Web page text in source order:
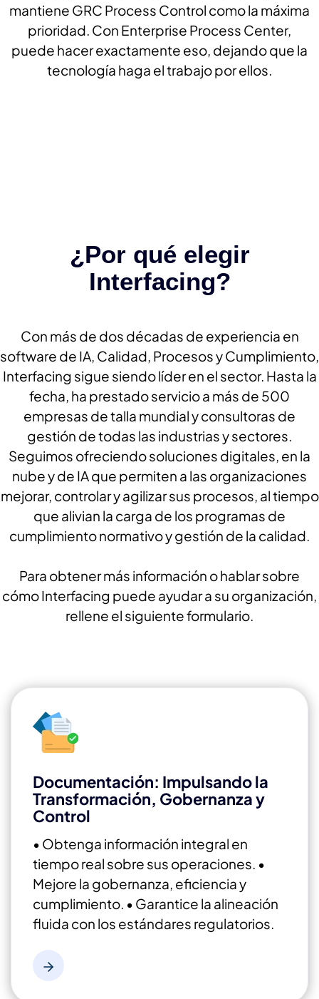
mantiene GRC Process Control como la máxima
prioridad. Con Enterprise Process Center,
puede hacer exactamente eso, dejando que la
tecnología haga el trabajo por ellos.
¿Por qué elegir
Interfacing?
Con más de dos décadas de experiencia en
software de IA, Calidad, Procesos y Cumplimiento,
Interfacing sigue siendo líder en el sector. Hasta la
fecha, ha prestado servicio a más de 500
empresas de talla mundial y consultoras de
gestión de todas las industrias y sectores.
Seguimos ofreciendo soluciones digitales, en la
nube y de IA que permiten a las organizaciones
mejorar, controlar y agilizar sus procesos, al tiempo
que alivian la carga de los programas de
cumplimiento normativo y gestión de la calidad.
Para obtener más información o hablar sobre
cómo Interfacing puede ayudar a su organización,
rellene el siguiente formulario.
Documentación: Impulsando la
Transformación, Gobernanza y
Control
• Obtenga información integral en
tiempo real sobre sus operaciones. •
Mejore la gobernanza, eficiencia y
cumplimiento. • Garantice la alineación
fluida con los estándares regulatorios.